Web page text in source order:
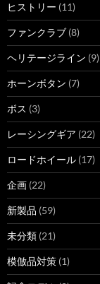
ヒストリー (11)
ファンクラブ (8)
ヘリテージライン (9)
ホーンボタン (7)
ボス (3)
レーシングギア (22)
ロードホイール (17)
企画 (22)
新製品 (59)
未分類 (21)
模倣品対策 (1)